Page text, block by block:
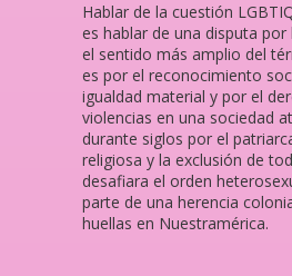
Hablar de la cuestión
es hablar de una disputa por
el sentido más amplio del
es por el reconocimiento
igualdad material y por el
violencias en una sociedad
durante siglos por el
religiosa y la exclusión de
desafiara el orden
parte de una herencia
huellas en Nuestramérica.